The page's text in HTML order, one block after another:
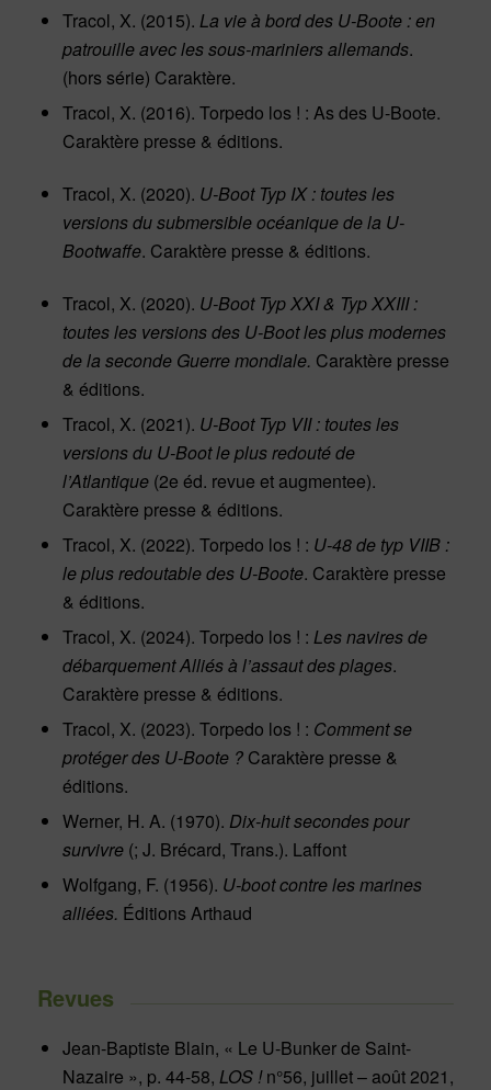
Tracol, X. (2015). La vie à bord des U-Boote : en
patrouille avec les sous-mariniers allemands.
(hors série) Caraktère.
Tracol, X. (2016). Torpedo los ! : As des U-Boote.
Caraktère presse & éditions.
Tracol, X. (2020). U-Boot Typ IX : toutes les
versions du submersible océanique de la U-
Bootwaffe. Caraktère presse & éditions.
Tracol, X. (2020). U-Boot Typ XXI & Typ XXIII :
toutes les versions des U-Boot les plus modernes
de la seconde Guerre mondiale. Caraktère presse
& éditions.
Tracol, X. (2021). U-Boot Typ VII : toutes les
versions du U-Boot le plus redouté de
l’Atlantique(2e éd. revue et augmentee).
Caraktère presse & éditions.
Tracol, X. (2022). Torpedo los ! : U-48 de typ VIIB :
le plus redoutable des U-Boote. Caraktère presse
& éditions.
Tracol, X. (2024). Torpedo los ! : Les navires de
débarquement Alliés à l’assaut des plages.
Caraktère presse & éditions.
Tracol, X. (2023). Torpedo los ! : Comment se
protéger des U-Boote ?Caraktère presse &
éditions.
Werner, H. A. (1970). Dix-huit secondes pour
survivre(; J. Brécard, Trans.). Laffont
Wolfgang, F. (1956). U-boot contre les marines
alliées. Éditions Arthaud
Revues
Jean-Baptiste Blain, « Le U-Bunker de Saint-
Nazaire », p. 44-58, LOS !n°56, juillet – août 2021,